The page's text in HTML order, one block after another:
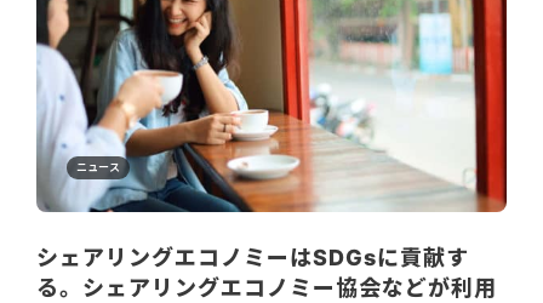
ニュース
シェアリングエコノミーはSDGsに貢献す
る。シェアリングエコノミー協会などが利用